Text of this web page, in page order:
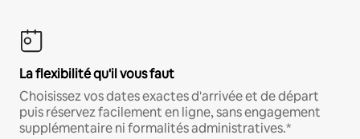
La flexibilité qu'il vous faut
Choisissez vos dates exactes d'arrivée et de départ
puis réservez facilement en ligne, sans engagement
supplémentaire ni formalités administratives.*